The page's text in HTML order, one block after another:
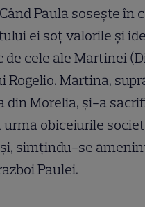
Paula sosește în
ei soț valorile și
de cele ale Martinei
Rogelio. Martina,
din Morelia, și-a
urma obiceiurile
simțindu-se
Paulei.